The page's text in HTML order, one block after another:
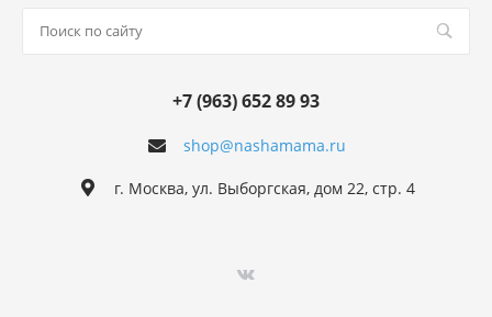
shop@nashamama.ru
+7 (963) 652 89 93
г. Москва, ул. Выборгская, дом 22, стр. 4